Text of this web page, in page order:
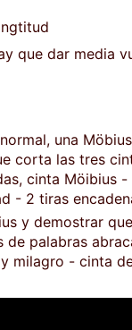
que dar media
una
corta las tres
cinta Möibius
- 2 tiras
y demostrar
de palabras
milagro - cinta